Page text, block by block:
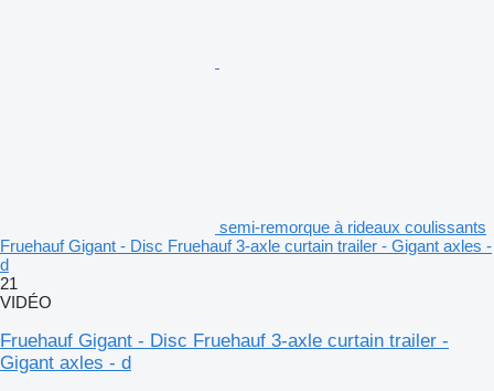
semi-remorque à rideaux coulissants
Fruehauf Gigant - Disc Fruehauf 3-axle curtain trailer - Gigant axles -
d
21
VIDÉO
Fruehauf Gigant - Disc Fruehauf 3-axle curtain trailer -
Gigant axles - d